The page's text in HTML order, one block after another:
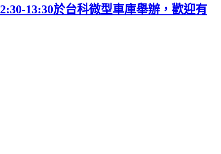
13:30於台科微型車庫舉辦，歡迎有